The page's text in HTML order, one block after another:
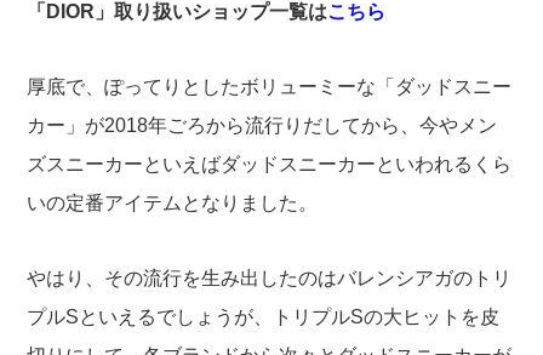
「DIOR」取り扱いショップ一覧はこちら
厚底で、ぽってりとしたボリューミーな「ダッドスニー
カー」が2018年ごろから流行りだしてから、今やメン
ズスニーカーといえばダッドスニーカーといわれるくら
いの定番アイテムとなりました。
やはり、その流行を生み出したのはバレンシアガのトリ
プルSといえるでしょうが、トリプルSの大ヒットを皮